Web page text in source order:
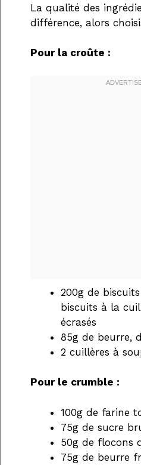
La qualité des
différence, alors
Pour la croûte :
200g de
biscuits à la
écrasés
85g de beurre,
2 cuillères à
Pour le crumble :
100g de farine
75g de sucre
50g de flocons
75g de beurre